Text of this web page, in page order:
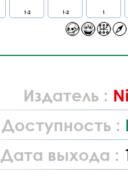
1-2 1-2 1
Издатель :
Доступность :
Дата выхода :